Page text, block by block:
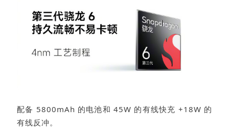
配备 5800mAh 的电池和 45W 的有线快充 +18W 的
有线反冲。